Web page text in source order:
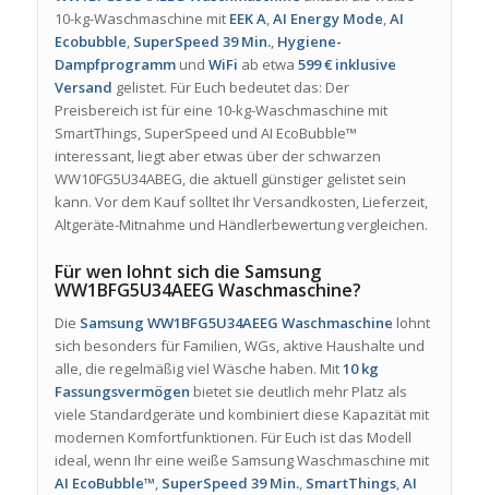
10-kg-Waschmaschine mit EEK A,AI Energy Mode,AI
Ecobubble, SuperSpeed 39 Min., Hygiene-
Dampfprogrammund WiFi ab etwa 599 € inklusive
Versand gelistet. Für Euch bedeutet das: Der
Preisbereich ist für eine 10-kg-Waschmaschine mit
SmartThings, SuperSpeed und AI EcoBubble™
interessant, liegt aber etwas über der schwarzen
WW10FG5U34ABEG, die aktuell günstiger gelistet sein
kann. Vor dem Kauf solltet Ihr Versandkosten, Lieferzeit,
Altgeräte-Mitnahme und Händlerbewertung vergleichen.
Für wen lohnt sich die Samsung
WW1BFG5U34AEEG Waschmaschine?
Die Samsung WW1BFG5U34AEEG Waschmaschine lohnt
sich besonders für Familien, WGs, aktive Haushalte und
alle, die regelmäßig viel Wäsche haben. Mit10 kg
Fassungsvermögen bietet sie deutlich mehr Platz als
viele Standardgeräte und kombiniert diese Kapazität mit
modernen Komfortfunktionen. Für Euch ist das Modell
ideal, wenn Ihr eine weiße Samsung Waschmaschine mit
AI EcoBubble™, SuperSpeed 39 Min., SmartThings,AI